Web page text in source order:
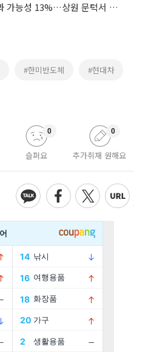
美 클래리티 법안 연내 통과 가능성 13%…상원 문턱서 제동
#한미반도체 #현대차
슬퍼요
0
추가취재 원해요
0